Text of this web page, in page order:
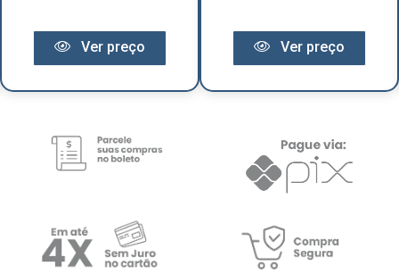
Ver preço Ver preço